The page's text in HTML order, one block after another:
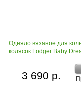
Одеяло вязаное для
колясок Lodger Baby
3 690 р.